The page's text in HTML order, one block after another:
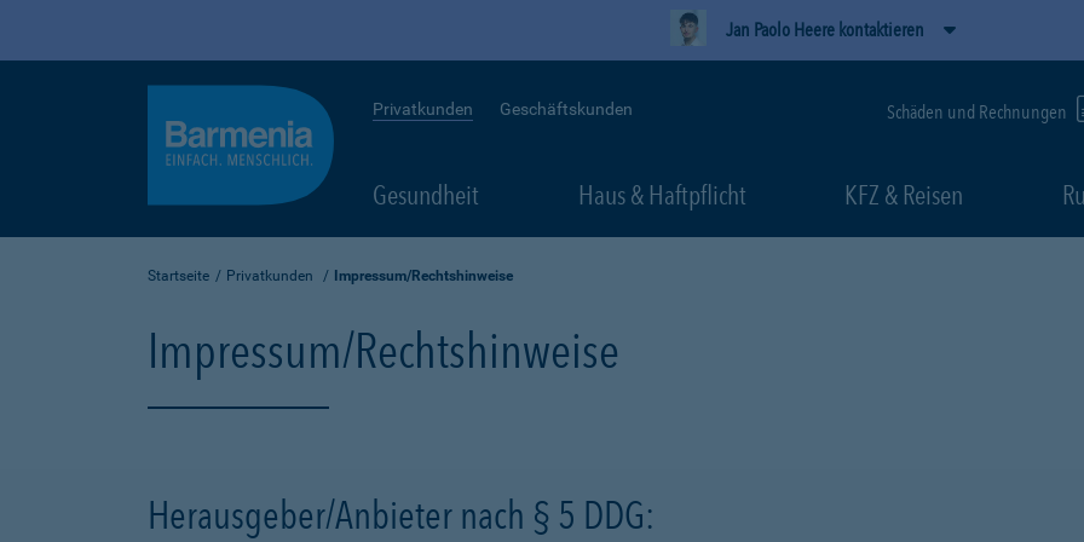
Jan Paolo Heere kontaktieren
Privatkunden Geschäftskunden Schäden und Rechnungen
Gesundheit Haus & Haftpflicht KFZ & Reisen
Startseite Privatkunden Impressum/Rechtshinweise
Impressum/Rechtshinweise
Herausgeber/Anbieter nach § 5 DDG: